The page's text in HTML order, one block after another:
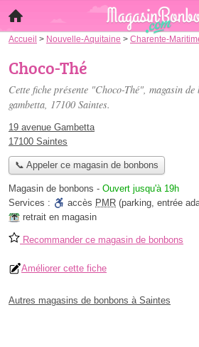
Accueil > Nouvelle-Aquitaine > Charente-
Choco-Thé
Cette fiche présente "Choco-Thé", magasin de
gambetta, 17100 Saintes.
19 avenue Gambetta
17100 Saintes
📞 Appeler ce magasin de bonbons
Magasin de bonbons - Ouvert jusqu'à 19h
Services :
accès PMR (parking, entrée
retrait en magasin
Recommander ce magasin de bonbons
Améliorer cette fiche
Autres magasins de bonbons à Saintes